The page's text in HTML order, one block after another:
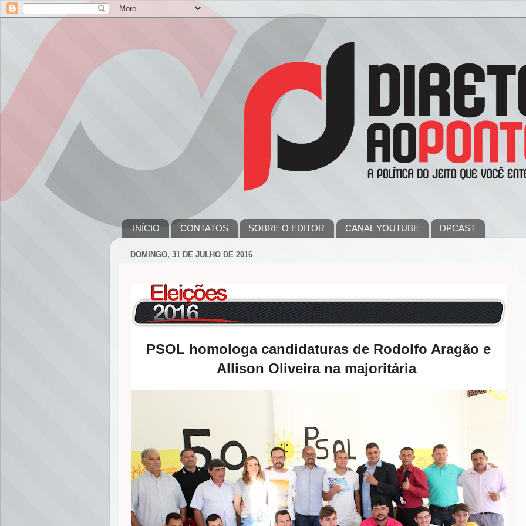
INÍCIO CONTATOS SOBRE O EDITOR CANAL YOUTUBE DPCAST
DOMINGO, 31 DE JULHO DE 2016
PSOL homologa candidaturas de Rodolfo Aragão e
Allison Oliveira na majoritária